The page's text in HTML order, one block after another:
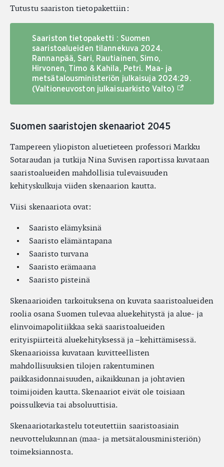
Tutustu saariston tietopakettiin:
Saariston tietopaketti : Suomen
saaristoalueiden tilannekuva 2024.
Rannanpää, Sari, Rautiainen, Simo,
Hirvonen, Timo & Kahila, Petri. Maa- ja
metsätalousministeriön julkaisuja 2024:29.
(Valtioneuvoston julkaisuarkisto Valto) (Ulkoinen
Suomen saaristojen skenaariot 2045
Tampereen yliopiston aluetieteen professori Markku
Sotaraudan ja tutkija Nina Suvisen raportissa kuvataan
saaristoalueiden mahdollisia tulevaisuuden
kehityskulkuja viiden skenaarion kautta.
Viisi skenaariota ovat:
Saaristo elämyksinä
Saaristo elämäntapana
Saaristo turvana
Saaristo erämaana
Saaristo pisteinä
Skenaarioiden tarkoituksena on kuvata saaristoalueiden
roolia osana Suomen tulevaa aluekehitystä ja alue- ja
elinvoimapolitiikkaa sekä saaristoalueiden
erityispiirteitä aluekehityksessä ja –kehittämisessä.
Skenaarioissa kuvataan kuvitteellisten
mahdollisuuksien tilojen rakentuminen
paikkasidonnaisuuden, aikaikkunan ja johtavien
toimijoiden kautta. Skenaariot eivät ole toisiaan
poissulkevia tai absoluuttisia.
Skenaariotarkastelu toteutettiin saaristoasiain
neuvottelukunnan (maa- ja metsätalousministeriön)
toimeksiannosta.